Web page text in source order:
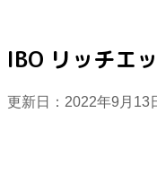
IBO リッチエ
更新日： 2022年9月13